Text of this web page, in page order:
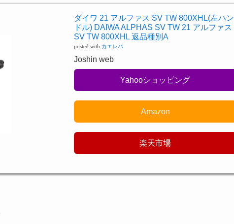
ダイワ 21 アルファス SV TW 800XHL(左ハン
ドル) DAIWA ALPHAS SV TW 21 アルファス
SV TW 800XHL 返品種別A
posted with カエレバ
Joshin web
Yahooショッピング
Amazon
楽天市場